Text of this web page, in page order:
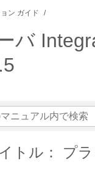
ン ガイド
バ
トル： プ